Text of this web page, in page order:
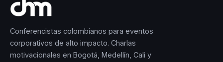
Conferencistas colombianos para eventos
corporativos de alto impacto. Charlas
motivacionales en Bogotá, Medellín, Cali y